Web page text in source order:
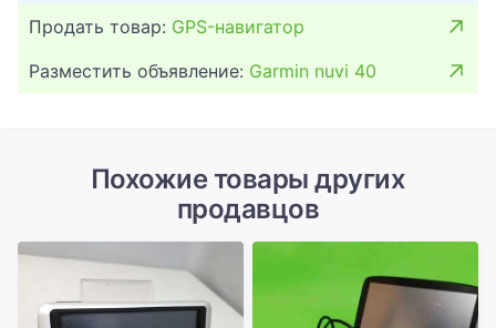
Продать товар: GPS-навигатор
Разместить объявление: Garmin nuvi 40
Похожие товары других
продавцов